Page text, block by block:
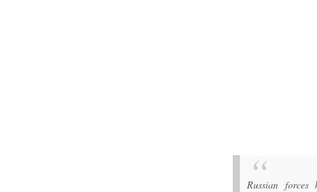
Russian